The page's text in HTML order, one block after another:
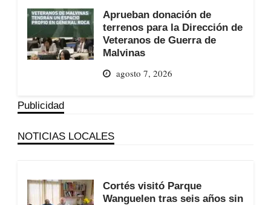
Aprueban donación de
terrenos para la Dirección de
Veteranos de Guerra de
Malvinas
agosto 7, 2026
Publicidad
NOTICIAS LOCALES
Cortés visitó Parque
Wanguelen tras seis años sin